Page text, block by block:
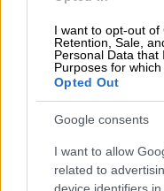
I want to opt-out of
Retention, Sale,
Personal Data that
Purposes for which
Opted Out
Google consents
I want to allow
related to
device identifiers in
καλώδια,
αλλά και στα
σηματοδότησης –
καθώς και σε
αποτέλεσμα τα
σταδιακά εκτός
απαξιωθούν
κοινοπραξία που